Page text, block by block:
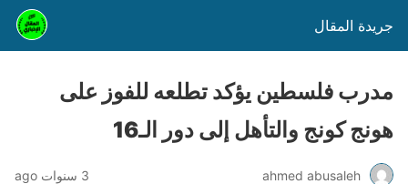
جريدة المقال
مدرب فلسطين يؤكد تطلعه للفوز على
هونج كونج والتأهل إلى دور الـ16
ahmed abusaleh 3 سنوات ago